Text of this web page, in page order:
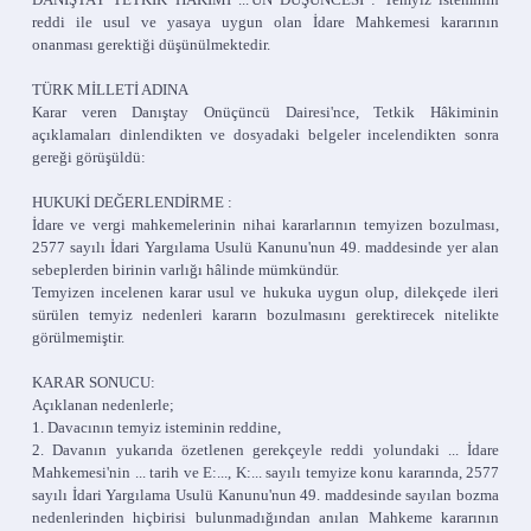
reddi ile usul ve yasaya uygun olan İdare Mahkemesi kararının
onanması gerektiği düşünülmektedir.
TÜRK MİLLETİ ADINA
Karar veren Danıştay Onüçüncü Dairesi'nce, Tetkik Hâkiminin
açıklamaları dinlendikten ve dosyadaki belgeler incelendikten sonra
gereği görüşüldü:
HUKUKİ DEĞERLENDİRME :
İdare ve vergi mahkemelerinin nihai kararlarının temyizen bozulması,
2577 sayılı İdari Yargılama Usulü Kanunu'nun 49. maddesinde yer alan
sebeplerden birinin varlığı hâlinde mümkündür.
Temyizen incelenen karar usul ve hukuka uygun olup, dilekçede ileri
sürülen temyiz nedenleri kararın bozulmasını gerektirecek nitelikte
görülmemiştir.
KARAR SONUCU:
Açıklanan nedenlerle;
1. Davacının temyiz isteminin reddine,
2. Davanın yukarıda özetlenen gerekçeyle reddi yolundaki ... İdare
Mahkemesi'nin ... tarih ve E:..., K:... sayılı temyize konu kararında, 2577
sayılı İdari Yargılama Usulü Kanunu'nun 49. maddesinde sayılan bozma
nedenlerinden hiçbirisi bulunmadığından anılan Mahkeme kararının